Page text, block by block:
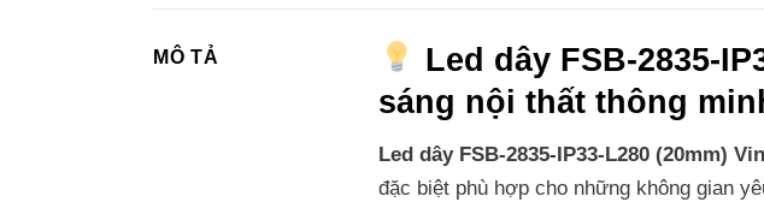
MÔ TẢ
Led dây FSB-2835-
sáng nội thất thông
Led dây FSB-2835-IP33-L280 (20mm)
đặc biệt phù hợp cho những không gian